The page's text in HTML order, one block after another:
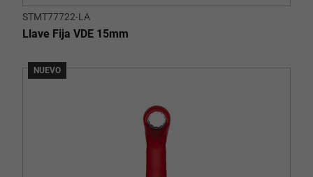
STMT77722-LA
Llave Fija VDE 15mm
NUEVO